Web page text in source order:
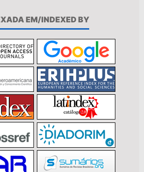
EM/INDEXED BY